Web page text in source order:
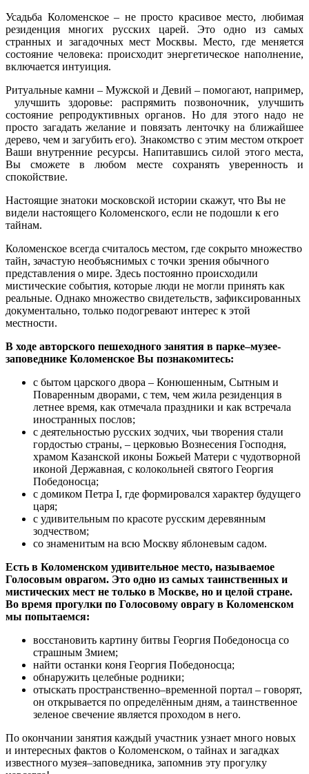
Усадьба Коломенское – не просто красивое место, любимая
резиденция многих русских царей. Это одно из самых
странных и загадочных мест Москвы. Место, где меняется
состояние человека: происходит энергетическое наполнение,
включается интуиция.
Ритуальные камни – Мужской и Девий – помогают, например,
улучшить здоровье: распрямить позвоночник, улучшить
состояние репродуктивных органов. Но для этого надо не
просто загадать желание и повязать ленточку на ближайшее
дерево, чем и загубить его). Знакомство с этим местом откроет
Ваши внутренние ресурсы. Напитавшись силой этого места,
Вы сможете в любом месте сохранять уверенность и
спокойствие.
Настоящие знатоки московской истории скажут, что Вы не
видели настоящего Коломенского, если не подошли к его
тайнам.
Коломенское всегда считалось местом, где сокрыто множество
тайн, зачастую необъяснимых с точки зрения обычного
представления о мире. Здесь постоянно происходили
мистические события, которые люди не могли принять как
реальные. Однако множество свидетельств, зафиксированных
документально, только подогревают интерес к этой
местности.
В ходе авторского пешеходного занятия в парке–музее-
заповеднике Коломенское Вы познакомитесь:
с бытом царского двора – Конюшенным, Сытным и
Поваренным дворами, с тем, чем жила резиденция в
летнее время, как отмечала праздники и как встречала
иностранных послов;
с деятельностью русских зодчих, чьи творения стали
гордостью страны, – церковью Вознесения Господня,
храмом Казанской иконы Божьей Матери с чудотворной
иконой Державная, с колокольней святого Георгия
Победоносца;
с домиком Петра I, где формировался характер будущего
царя;
с удивительным по красоте русским деревянным
зодчеством;
со знаменитым на всю Москву яблоневым садом.
Есть в Коломенском удивительное место, называемое
Голосовым оврагом. Это одно из самых таинственных и
мистических мест не только в Москве, но и целой стране.
Во время прогулки по Голосовому оврагу в Коломенском
мы попытаемся:
восстановить картину битвы Георгия Победоносца со
страшным Змием;
найти останки коня Георгия Победоносца;
обнаружить целебные родники;
отыскать пространственно–временной портал – говорят,
он открывается по определённым дням, а таинственное
зеленое свечение является проходом в него.
По окончании занятия каждый участник узнает много новых
и интересных фактов о Коломенском, о тайнах и загадках
известного музея–заповедника, запомнив эту прогулку